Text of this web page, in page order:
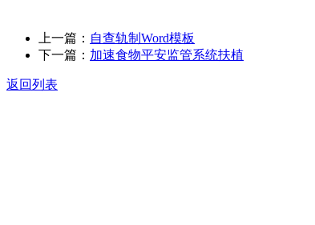
上一篇： 自查轨制Word模板
下一篇： 加速食物平安监管系统扶植
返回列表